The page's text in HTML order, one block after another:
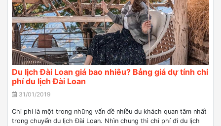
Du lịch Đài Loan giá bao nhiêu? Bảng giá dự tính chi
phí du lịch Đài Loan
31/01/2019
Chi phí là một trong những vấn đề nhiều du khách quan tâm nhất
trong chuyến du lịch Đài Loan. Nhìn chung thì chi phí đi du lịch